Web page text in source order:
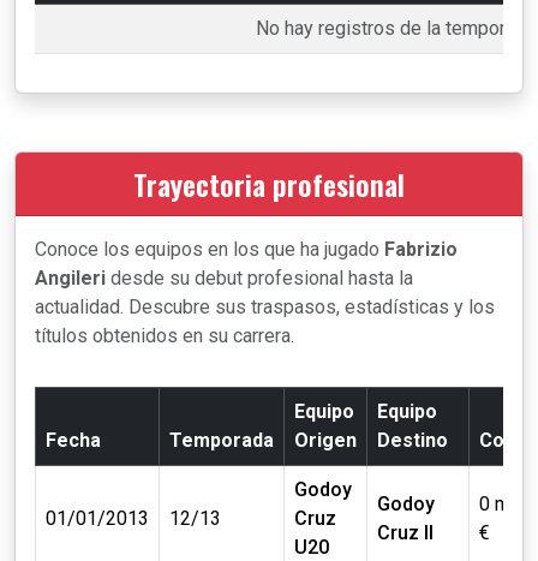
No hay registros de la
Trayectoria profesional
Conoce los equipos en los que ha jugado Fabrizio
Angileri desde su debut profesional hasta la
actualidad. Descubre sus traspasos, estadísticas y los
títulos obtenidos en su carrera.
Fecha Temporada
Equipo
Origen
Equipo
Destino
Coste
01/01/2013 12/13
Godoy
Cruz
U20
Godoy
Cruz II
0 mill.
€